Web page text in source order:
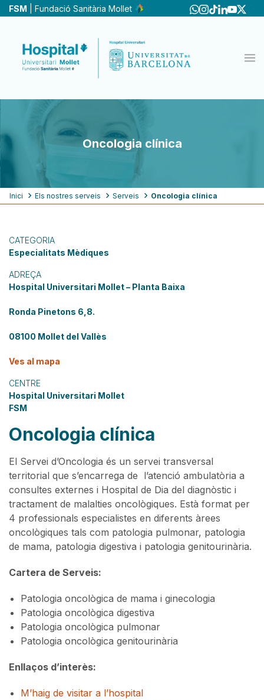
Vés
FSM | Fundació Sanitària Mollet
Oncologia clínica
Fil
Inici Els nostres serveis Serveis Oncologia clínica
CATEGORIA
Especialitats Mèdiques
ADREÇA
Hospital Universitari Mollet – Planta Baixa
Ronda Pinetons 6,8.
08100 Mollet del Vallès
Ves al mapa
CENTRE
Hospital Universitari Mollet
FSM
Oncologia clínica
El Servei d’Oncologia és un servei transversal
territorial que s’encarrega de l’atenció ambulatòria a
consultes externes i Hospital de Dia del diagnòstic i
tractament de malalties oncològiques. Està format per
4 professionals especialistes en diferents àrees
oncològiques tals com patologia pulmonar, patologia
de mama, patologia digestiva i patologia genitourinària.
Cartera de Serveis:
Patologia oncològica de mama i ginecologia
Patologia oncològica digestiva
Patologia oncològica pulmonar
Patologia oncològica genitourinària
Enllaços d’interès:
M’haig de visitar a l’hospital